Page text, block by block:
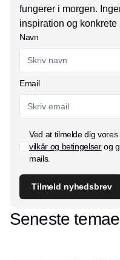
fungerer i morgen.
inspiration og konkrete
Navn
Email
Ved at tilmelde dig
vilkår og betingelserog
mails.
Tilmeld nyhedsbrev
Seneste